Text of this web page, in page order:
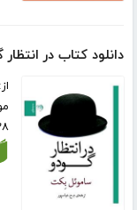
دانلود کتاب در انتظار